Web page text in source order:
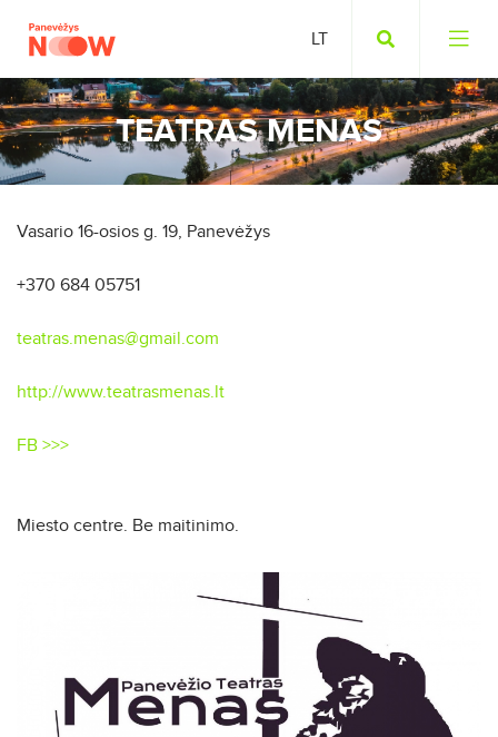
TEATRAS MENAS
Vasario 16-osios g. 19, Panevėžys
+370 684 05751
teatras.menas@gmail.com
http://www.teatrasmenas.lt
FB >>>
Miesto centre. Be maitinimo.